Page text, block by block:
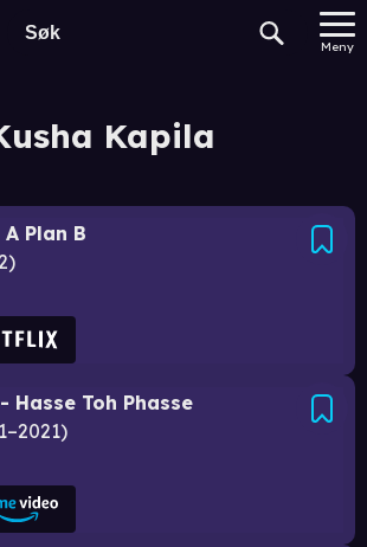
Meny
Kapila
A Plan B
Hasse Toh Phasse